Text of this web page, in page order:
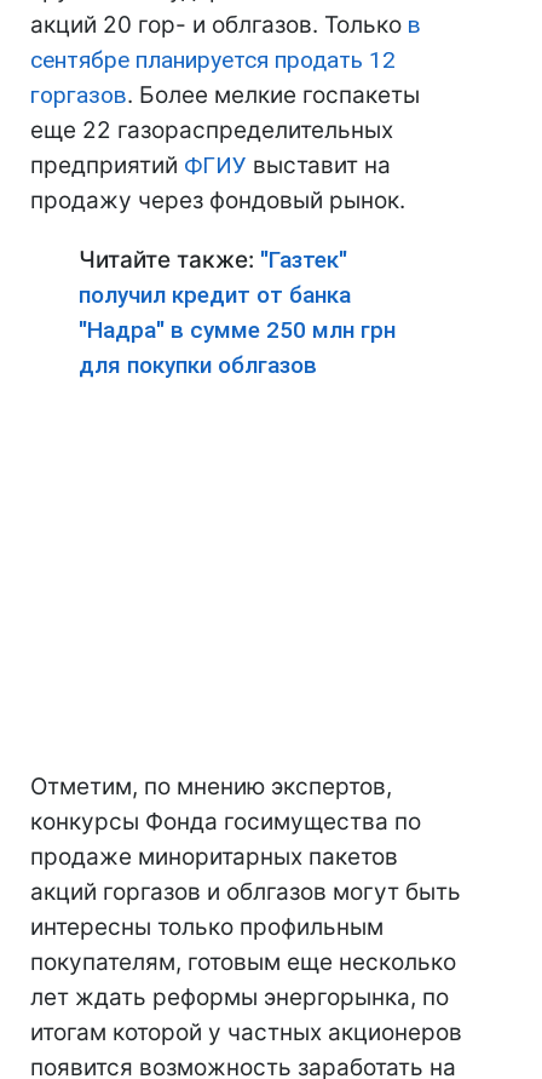
акций 20 гор- и облгазов. Только в
сентябре планируется продать 12
горгазов. Более мелкие госпакеты
еще 22 газораспределительных
предприятий ФГИУ выставит на
продажу через фондовый рынок.
Читайте также: "Газтек"
получил кредит от банка
"Надра" в сумме 250 млн грн
для покупки облгазов
Отметим, по мнению экспертов,
конкурсы Фонда госимущества по
продаже миноритарных пакетов
акций горгазов и облгазов могут быть
интересны только профильным
покупателям, готовым еще несколько
лет ждать реформы энергорынка, по
итогам которой у частных акционеров
появится возможность заработать на